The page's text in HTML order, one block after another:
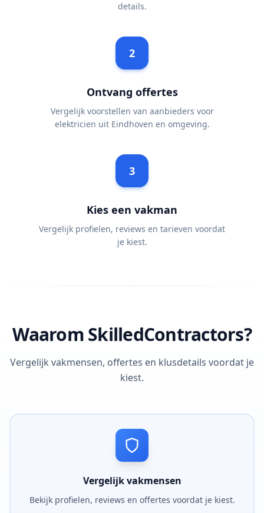
details.
2
Ontvang offertes
Vergelijk voorstellen van aanbieders voor
elektricien uit Eindhoven en omgeving.
3
Kies een vakman
Vergelijk profielen, reviews en tarieven voordat
je kiest.
Waarom SkilledContractors?
Vergelijk vakmensen, offertes en klusdetails voordat je
kiest.
Vergelijk vakmensen
Bekijk profielen, reviews en offertes voordat je kiest.